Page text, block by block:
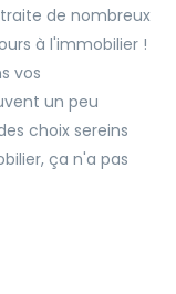
de nombreux
à l'immobilier !
vos
un peu
choix sereins
ça n'a pas